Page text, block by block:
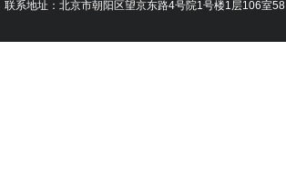
联系地址：北京市朝阳区望京东路4号院1号楼1层106室58